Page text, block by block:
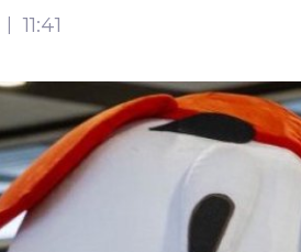
11:41